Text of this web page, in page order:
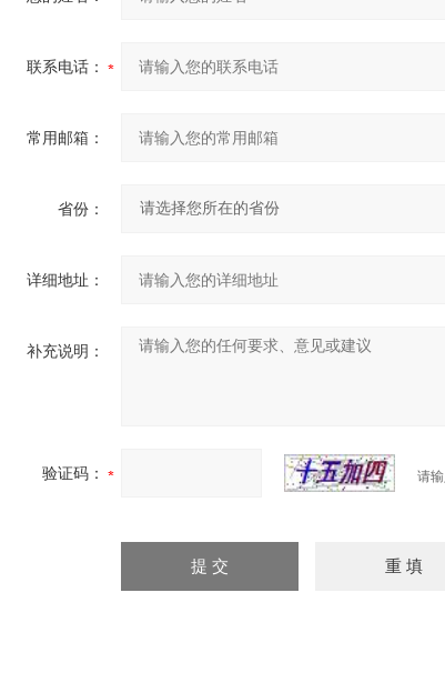
联系电话：
常用邮箱：
省份：
详细地址：
补充说明：
验证码： 请